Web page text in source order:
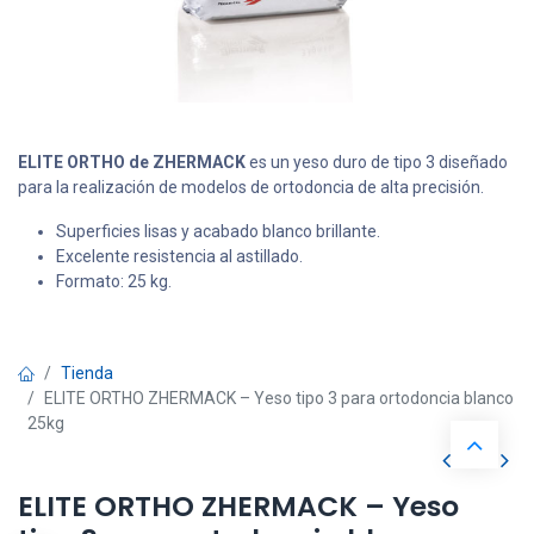
ELITE ORTHO de ZHERMACKes un yeso duro de tipo 3 diseñado
para la realización de modelos de ortodoncia de alta precisión.
Superficies lisas y acabado blanco brillante.
Excelente resistencia al astillado.
Formato: 25 kg.
Tienda
ELITE ORTHO ZHERMACK – Yeso tipo 3 para ortodoncia blanco
25kg
ELITE ORTHO ZHERMACK – Yeso